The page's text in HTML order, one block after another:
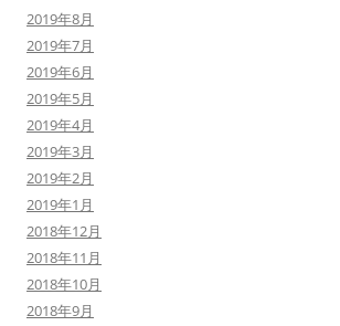
2019年8月
2019年7月
2019年6月
2019年5月
2019年4月
2019年3月
2019年2月
2019年1月
2018年12月
2018年11月
2018年10月
2018年9月